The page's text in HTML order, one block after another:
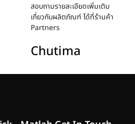
สอบถามรายละเอียดเพิ่มเติม
เกี่ยวกับผลิตภัณฑ์ ได้ที่ร้านค้า
Partners
Chutima